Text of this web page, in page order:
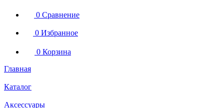
0 Сравнение
0 Избранное
0 Корзина
Главная
Каталог
Аксессуары